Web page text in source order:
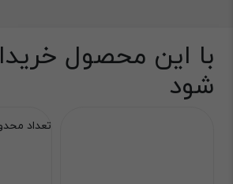
با این محصول
شود
تعداد